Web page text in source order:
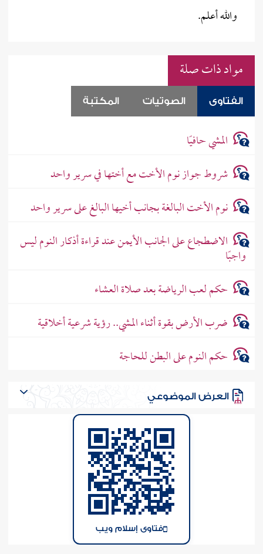
والله أعلم.
مواد ذات صلة
الفتاوى الصوتيات المكتبة
المشي حافيًا
شروط جواز نوم الأخت مع أختها في سرير واحد
نوم الأخت البالغة بجانب أخيها البالغ على سرير واحد
الاضطجاع على الجانب الأيمن عند قراءة أذكار النوم ليس
واجبًا
حكم لعب الرياضة بعد صلاة العشاء
ضرب الأرض بقوة أثناء المشي.. رؤية شرعية أخلاقية
حكم النوم على البطن للحاجة
العرض الموضوعي
فتاوى إسلام ويب